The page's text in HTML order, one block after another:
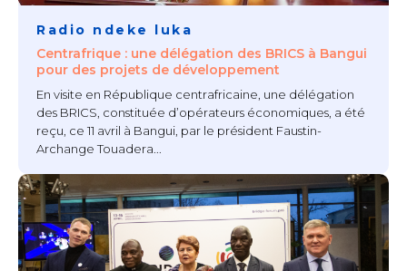
Radio ndeke luka
Centrafrique : une délégation des BRICS à Bangui
pour des projets de développement
En visite en République centrafricaine, une délégation
des BRICS, constituée d’opérateurs économiques, a été
reçu, ce 11 avril à Bangui, par le président Faustin-
Archange Touadera...